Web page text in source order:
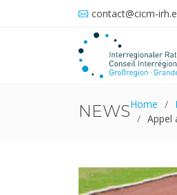
contact@cicm-
NEWSHome
Appel